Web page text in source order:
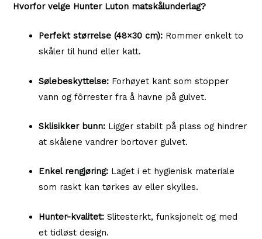
Hvorfor velge Hunter Luton matskålunderlag?
Perfekt størrelse (48×30 cm): Rommer enkelt to
skåler til hund eller katt.
Sølebeskyttelse: Forhøyet kant som stopper
vann og fôrrester fra å havne på gulvet.
Sklisikker bunn: Ligger stabilt på plass og hindrer
at skålene vandrer bortover gulvet.
Enkel rengjøring: Laget i et hygienisk materiale
som raskt kan tørkes av eller skylles.
Hunter-kvalitet: Slitesterkt, funksjonelt og med
et tidløst design.